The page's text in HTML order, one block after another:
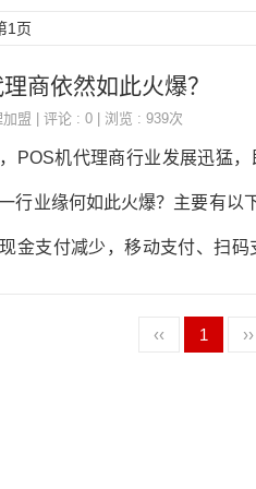
1页
商依然如此火爆？
盟 | 评论 : 0 | 浏览 : 939次
POS机代理商行业发展迅猛
行业缘何如此火爆？主要有以
金支付减少，移动支付、扫
。2.利润空间广阔：代理商盈
‹‹ 1 ››